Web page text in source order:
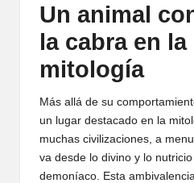
Un animal
la cabra en
mitología
Más allá de su
un lugar destacado en la
muchas civilizaciones, a
va desde lo divino y lo
demoníaco. Esta